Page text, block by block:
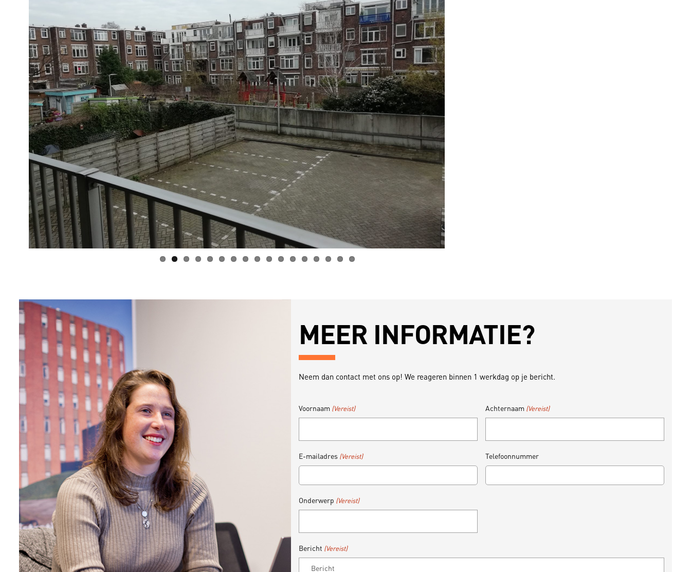
MEER INFORMATIE?
Neem dan contact met ons op! We reageren binnen 1 werkdag op je bericht.
Voornaam (Vereist) Achternaam (Vereist)
E-mailadres (Vereist) Telefoonnummer
Onderwerp (Vereist)
Bericht (Vereist)